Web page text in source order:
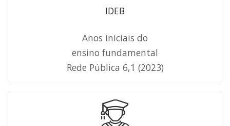
IDEB
Anos iniciais do
ensino fundamental
Rede Pública 6,1 (2023)